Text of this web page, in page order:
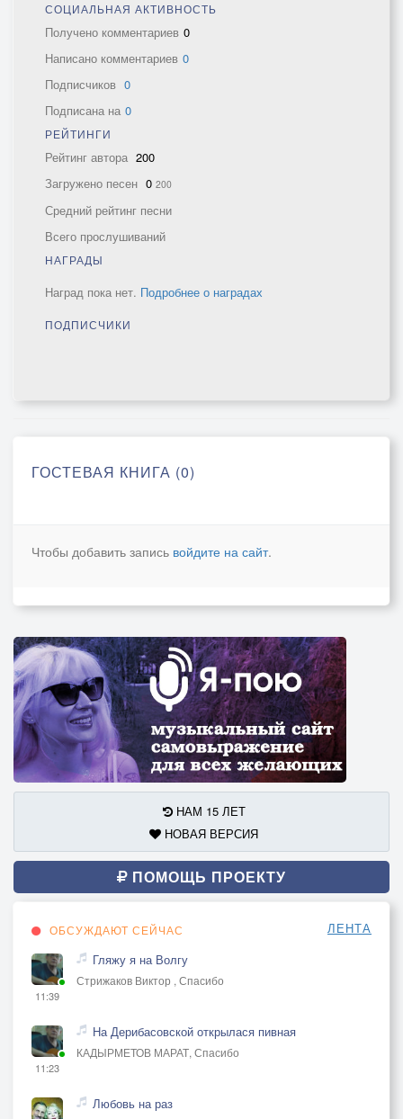
СОЦИАЛЬНАЯ АКТИВНОСТЬ
Получено комментариев 0
Написано комментариев 0
Подписчиков 0
Подписана на 0
РЕЙТИНГИ
Рейтинг автора 200
Загружено песен 0 200
Средний рейтинг песни
Всего прослушиваний
НАГРАДЫ
Наград пока нет. Подробнее о наградах
ПОДПИСЧИКИ
ГОСТЕВАЯ КНИГА (0)
Чтобы добавить запись войдите на сайт.
НАМ 15 ЛЕТ
НОВАЯ ВЕРСИЯ
ПОМОЩЬ ПРОЕКТУ
ОБСУЖДАЮТ СЕЙЧАС ЛЕНТА
11:39
Гляжу я на Волгу
Стрижаков Виктор , Спасибо
11:23
На Дерибасовской открылася пивная
КАДЫРМЕТОВ МАРАТ, Спасибо
Любовь на раз